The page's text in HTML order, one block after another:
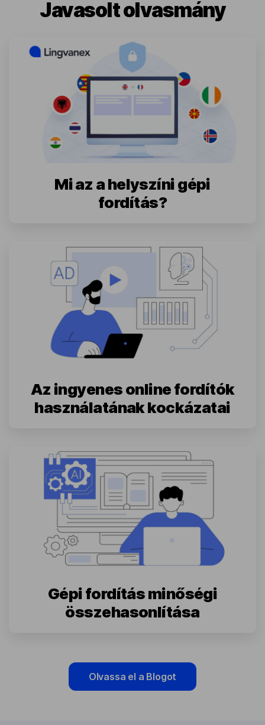
Javasolt olvasmány
Mi az a helyszíni gépi
fordítás?
Az ingyenes online fordítók
használatának kockázatai
Gépi fordítás minőségi
összehasonlítása
Olvassa el a Blogot